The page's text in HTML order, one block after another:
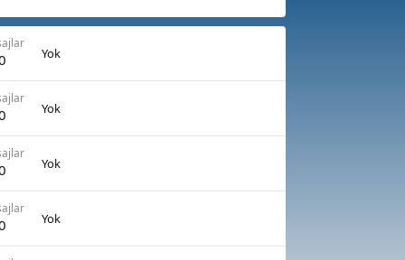
Yok
Yok
Yok
Yok